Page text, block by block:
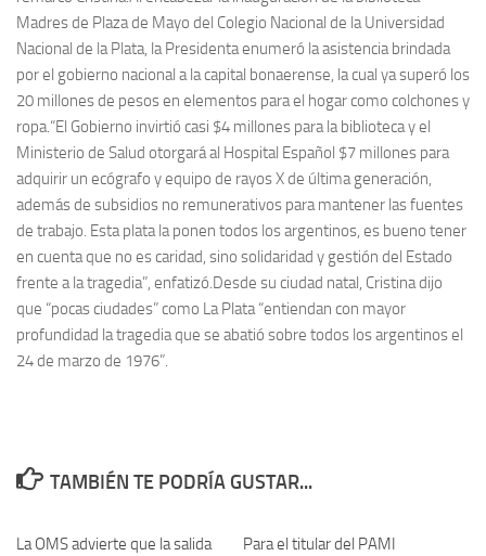
Madres de Plaza de Mayo del Colegio Nacional de la Universidad
Nacional de la Plata, la Presidenta enumeró la asistencia brindada
por el gobierno nacional a la capital bonaerense, la cual ya superó los
20 millones de pesos en elementos para el hogar como colchones y
ropa.“El Gobierno invirtió casi $4 millones para la biblioteca y el
Ministerio de Salud otorgará al Hospital Español $7 millones para
adquirir un ecógrafo y equipo de rayos X de última generación,
además de subsidios no remunerativos para mantener las fuentes
de trabajo. Esta plata la ponen todos los argentinos, es bueno tener
en cuenta que no es caridad, sino solidaridad y gestión del Estado
frente a la tragedia”, enfatizó.Desde su ciudad natal, Cristina dijo
que “pocas ciudades” como La Plata “entiendan con mayor
profundidad la tragedia que se abatió sobre todos los argentinos el
24 de marzo de 1976”.
TAMBIÉN TE PODRÍA GUSTAR...
La OMS advierte que la salida
Para el titular del PAMI